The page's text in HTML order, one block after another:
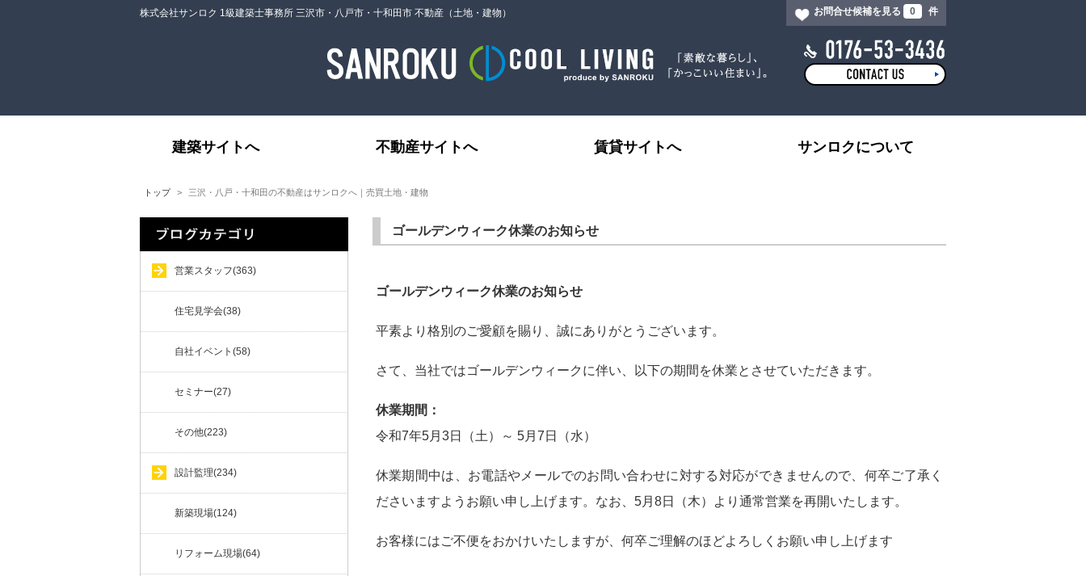
株式会社サンロク 1級建築士事務所 三沢市・八戸市・十和田市 不動産（土地・建物） お問合せ候補を見る 0 件
建築サイトへ 不動産サイトへ 賃貸サイトへ サンロクについて
トップ 三沢・八戸・十和田の不動産はサンロクへ｜売買土地・建物
ゴールデンウィーク休業のお知らせ
ゴールデンウィーク休業のお知らせ
平素より格別のご愛顧を賜り、誠にありがとうございます。
さて、当社ではゴールデンウィークに伴い、以下の期間を休業とさせていただきます。
休業期間：
令和7年5月3日（土）～ 5月7日（水）
休業期間中は、お電話やメールでのお問い合わせに対する対応ができませんので、何卒ご了承く
ださいますようお願い申し上げます。なお、5月8日（木）より通常営業を再開いたします。
お客様にはご不便をおかけいたしますが、何卒ご理解のほどよろしくお願い申し上げます
営業スタッフ(363)
住宅見学会(38)
自社イベント(58)
セミナー(27)
その他(223)
設計監理(234)
新築現場(124)
リフォーム現場(64)